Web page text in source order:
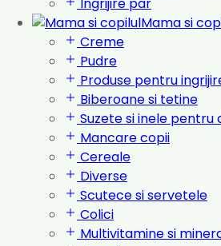
Mama si
Creme
Pudre
Produse pentru
Biberoane si tetine
Suzete si inele pentru
Mancare copii
Cereale
Diverse
Scutece si servetele
Colici
Multivitamine si